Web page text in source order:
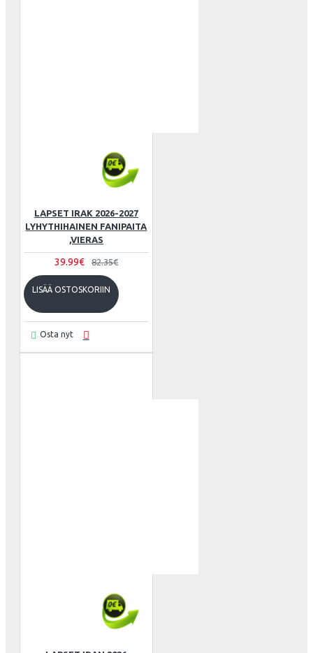
LAPSET IRAK 2026-2027
LYHYTHIHAINEN FANIPAITA
,VIERAS
39.99€ 82.35€
LISÄÄ OSTOSKORIIN
Osta nyt